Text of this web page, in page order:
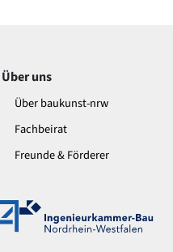
Über uns
Über baukunst-nrw
Fachbeirat
Freunde & Förderer